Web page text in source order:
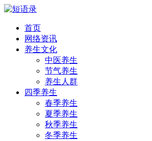
首页
网络资讯
养生文化
中医养生
节气养生
养生人群
四季养生
春季养生
夏季养生
秋季养生
冬季养生